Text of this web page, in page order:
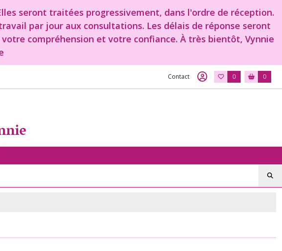
seront traitées progressivement, dans l'ordre de réception.
par jour aux consultations. Les délais de réponse seront
compréhension et votre confiance. À très bientôt, Vynnie
Contact 0 0